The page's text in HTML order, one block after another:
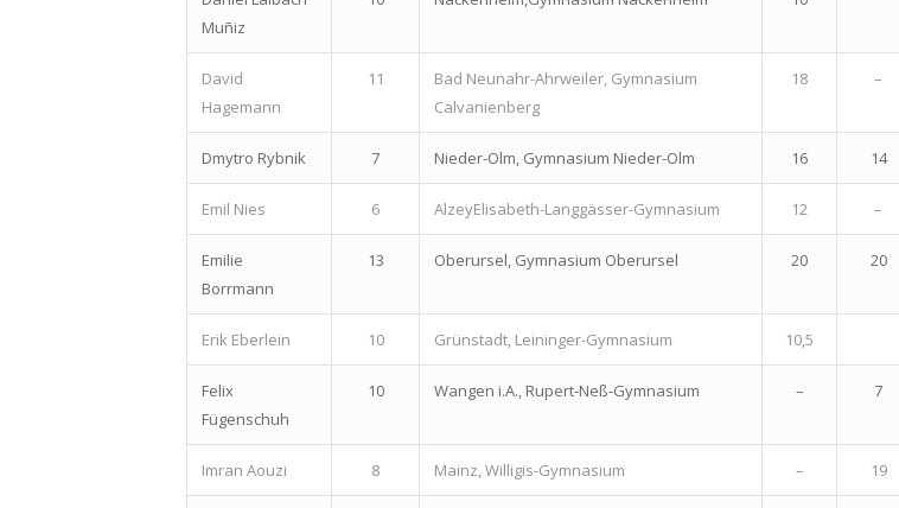
Muñiz
David
Hagemann
11
Bad Neunahr-Ahrweiler, Gymnasium
Calvanienberg
18 –
Dmytro Rybnik 7 Nieder-Olm, Gymnasium Nieder-Olm 16 14
Emil Nies 6 AlzeyElisabeth-Langgässer-Gymnasium 12 –
Emilie
Borrmann
13 Oberursel, Gymnasium Oberursel 20 20
Erik Eberlein 10 Grünstadt, Leininger-Gymnasium 10,5
Felix
Fügenschuh
10 Wangen i.A., Rupert-Neß-Gymnasium – 7
Imran Aouzi 8 Mainz, Willigis-Gymnasium – 19